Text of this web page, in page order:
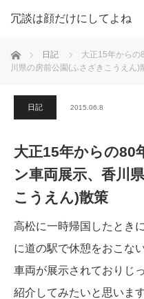
冗談は顔だけにしてよね
ホーム 日記
大正15年からの
川県の房前公園(ふさざきこうえん)
日記 2015.06.8
大正15年からの80
ン車両展示、香川
こうえん)散策
高松に一時帰国したとき
に道の駅で休憩をおこな
車両が展示されておりじ
紹介してみたいと思います